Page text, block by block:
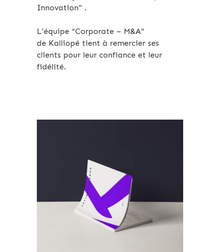
Innovation" .
L'équipe “Corporate – M&A"
de Kalliopé tient à remercier ses
clients pour leur confiance et leur
fidélité.